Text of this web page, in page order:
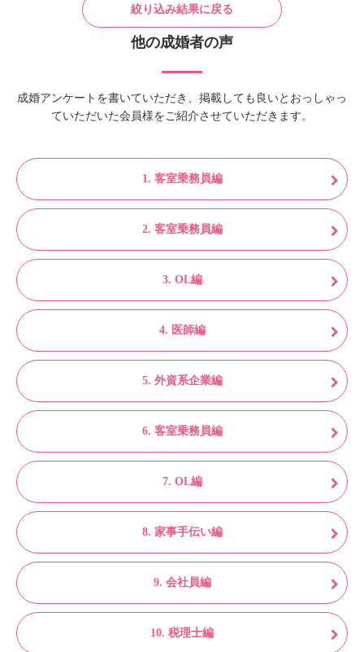
絞り込み結果に戻る
他の成婚者の声
成婚アンケートを書いていただき、掲載しても良いとおっしゃっ
ていただいた会員様をご紹介させていただきます。
1. 客室乗務員編
2. 客室乗務員編
3. OL編
4. 医師編
5. 外資系企業編
6. 客室乗務員編
7. OL編
8. 家事手伝い編
9. 会社員編
10. 税理士編